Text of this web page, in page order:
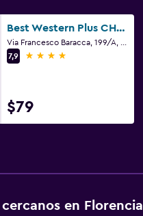
Best Western Plus CHC Florence
7,9
4 estrellas
$79
en Florencia